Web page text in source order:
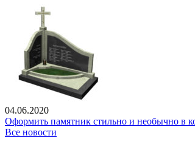
04.06.2020
Оформить памятник стильно и необычно в
Все новости